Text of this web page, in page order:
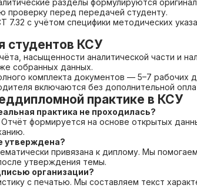
разделы формулируются
проверку перед передачей студенту.
с учётом специфики методических
студентов КСУ
насыщенности аналитической части и
собранных данных.
комплекта документов — 5–7 рабочих
включаются без дополнительной
практике в КСУ
практика не проходилась?
формируется на основе открытых
утверждена?
привязана к диплому. Мы
утверждения темы.
организации?
с печатью. Мы составляем текст